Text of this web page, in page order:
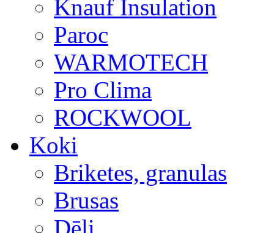
Knauf Insulation
Paroc
WARMOTECH
Pro Clima
ROCKWOOL
Koki
Briketes, granulas
Brusas